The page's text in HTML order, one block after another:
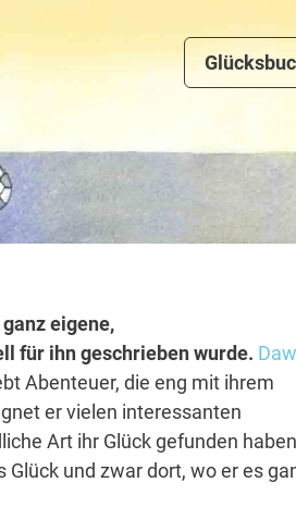
eigene,
für ihn geschrieben wurde.
Abenteuer, die eng mit ihrem
er vielen interessanten
Art ihr Glück gefunden
Glück und zwar dort, wo er es